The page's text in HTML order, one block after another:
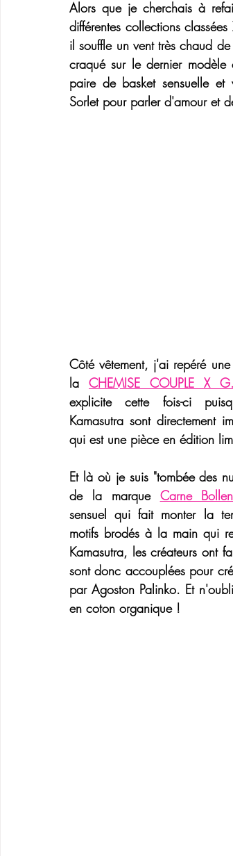
Alors que je cherchais à
différentes collections classées
il souffle un vent très chaud
craqué sur le dernier modèle
paire de basket sensuelle et
Sorlet pour parler d'amour et
Côté vêtement, j'ai repéré une
la CHEMISE COUPLE X
explicite cette fois-ci
Kamasutra sont directement
qui est une pièce en édition
Et là où je suis "tombée des
de la marque Carne
sensuel qui fait monter la
motifs brodés à la main qui
Kamasutra, les créateurs ont
sont donc accouplées pour
par Agoston Palinko. Et
en coton organique !